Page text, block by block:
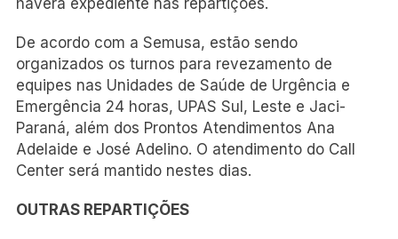
haverá expediente nas repartições.
De acordo com a Semusa, estão sendo
organizados os turnos para revezamento de
equipes nas Unidades de Saúde de Urgência e
Emergência 24 horas, UPAS Sul, Leste e Jaci-
Paraná, além dos Prontos Atendimentos Ana
Adelaide e José Adelino. O atendimento do Call
Center será mantido nestes dias.
OUTRAS REPARTIÇÕES